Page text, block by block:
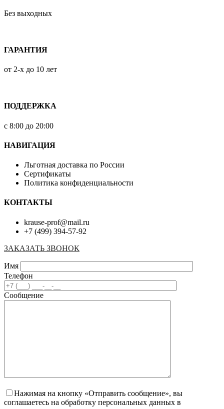
Без выходных
ГАРАНТИЯ
от 2-х до 10 лет
ПОДДЕРЖКА
с 8:00 до 20:00
НАВИГАЦИЯ
Льготная доставка по России
Сертификаты
Политика конфиденциальности
КОНТАКТЫ
krause-prof@mail.ru
+7 (499) 394-57-92
ЗАКАЗАТЬ ЗВОНОК
Имя
Телефон
Сообщение
Нажимая на кнопку «Отправить сообщение», вы
соглашаетесь на обработку персональных данных в